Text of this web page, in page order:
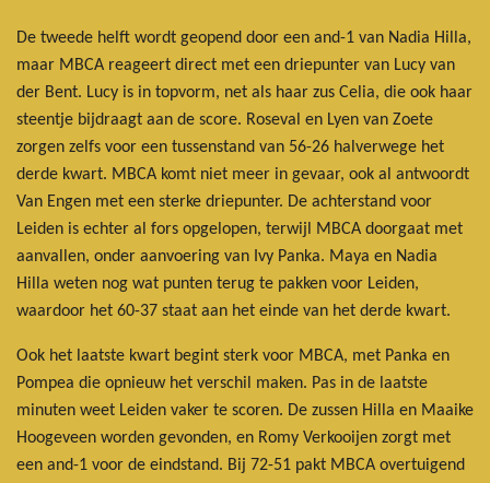
De tweede helft wordt geopend door een and-1 van Nadia Hilla,
maar MBCA reageert direct met een driepunter van Lucy van
der Bent. Lucy is in topvorm, net als haar zus Celia, die ook haar
steentje bijdraagt aan de score. Roseval en Lyen van Zoete
zorgen zelfs voor een tussenstand van 56-26 halverwege het
derde kwart. MBCA komt niet meer in gevaar, ook al antwoordt
Van Engen met een sterke driepunter. De achterstand voor
Leiden is echter al fors opgelopen, terwijl MBCA doorgaat met
aanvallen, onder aanvoering van Ivy Panka. Maya en Nadia
Hilla weten nog wat punten terug te pakken voor Leiden,
waardoor het 60-37 staat aan het einde van het derde kwart.
Ook het laatste kwart begint sterk voor MBCA, met Panka en
Pompea die opnieuw het verschil maken. Pas in de laatste
minuten weet Leiden vaker te scoren. De zussen Hilla en Maaike
Hoogeveen worden gevonden, en Romy Verkooijen zorgt met
een and-1 voor de eindstand. Bij 72-51 pakt MBCA overtuigend